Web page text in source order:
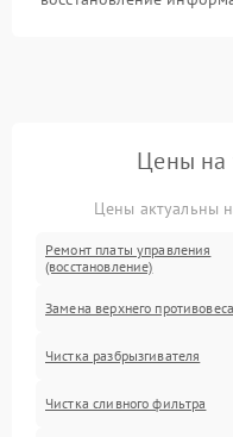
Цены на
Цены актуальны
Ремонт платы управления
(восстановление)
Замена верхнего противовеса
Чистка разбрызгивателя
Чистка сливного фильтра